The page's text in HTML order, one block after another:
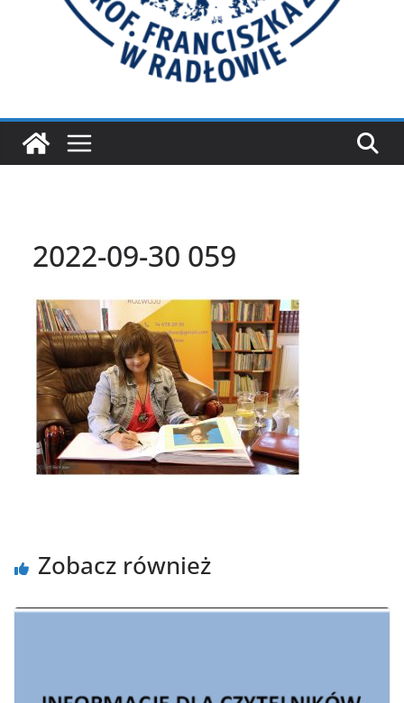
2022-09-30 059
Zobacz również